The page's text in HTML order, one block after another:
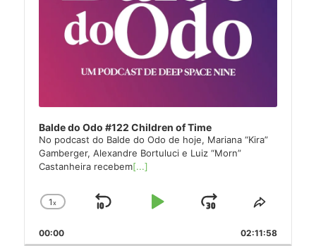
Balde do Odo #122 Children of Time
No podcast do Balde do Odo de hoje, Mariana “Kira”
Gamberger, Alexandre Bortuluci e Luiz “Morn”
Castanheira recebem[...]
Change
Rate
1x
Skip
Play
Jump
Forward
Share
Episode
00:00 02:11:58